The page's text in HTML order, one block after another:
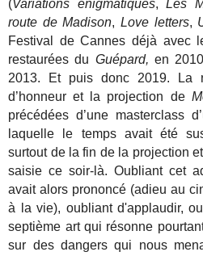
(Variations énigmatiques,Les
route de Madison, Love letters,
Festival de Cannes déjà avec
restaurées du Guépard, en
2013. Et puis donc 2019. La
d’honneur et la projection de
précédées d’une masterclass
laquelle le temps avait été
surtout de la fin de la projection
saisie ce soir-là. Oubliant cet
avait alors prononcé (adieu au
à la vie), oubliant d'applaudir,
septième art qui résonne
sur des dangers qui nous